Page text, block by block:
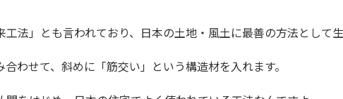
法」とも言われており、日本の土地・風土に最善の方法として生
わせて、斜めに「筋交い」という構造材を入れます。